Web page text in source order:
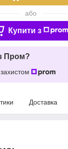
або
Купити з
Пром?
Доставка